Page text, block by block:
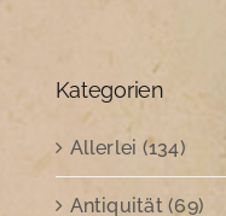
Kategorien
Allerlei (134)
Antiquität (69)